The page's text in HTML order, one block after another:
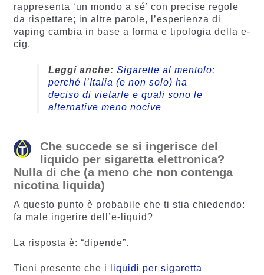
rappresenta ‘un mondo a sé’ con precise regole
da rispettare; in altre parole, l’esperienza di
vaping cambia in base a forma e tipologia della e-
cig.
Leggi anche: Sigarette al mentolo:
perché l’Italia (e non solo) ha
deciso di vietarle e quali sono le
alternative meno nocive
Che succede se si ingerisce del
liquido per sigaretta elettronica?
Nulla di che (a meno che non contenga
nicotina liquida)
A questo punto è probabile che ti stia chiedendo:
fa male ingerire dell’e-liquid?
La risposta è: “dipende”.
Tieni presente che i liquidi per sigaretta